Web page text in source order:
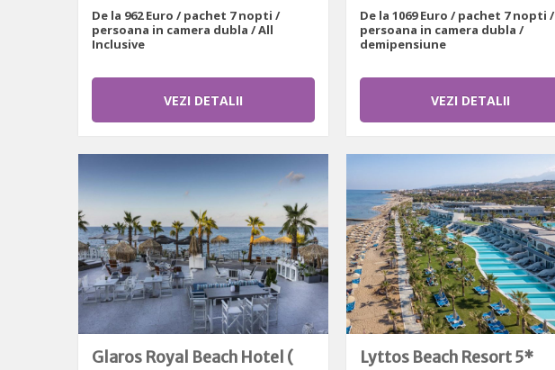
De la 962 Euro / pachet 7 nopti /
persoana in camera dubla / All
Inclusive
VEZI DETALII
De la 1069 Euro / pachet 7 nopti /
persoana in camera dubla /
demipensiune
VEZI DETALII
Glaros Royal Beach Hotel (
Lyttos Beach Resort 5*